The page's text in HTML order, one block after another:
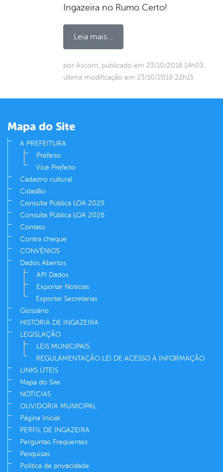
Ingazeira no Rumo Certo!
Leia mais...
por Ascom, publicado em 23/10/2018 14h03,
última modificação em 23/10/2018 22h15
Mapa do Site
A PREFEITURA
Prefeito
Vice Prefeito
Cadastro cultural
Cidadão
Consulta Pública LOA 2025
Consulta Pública LOA 2026
Contato
Contra cheque
CONVÊNIOS
Dados Abertos
API Dados
Exportar Notícias
Exportar Secretarias
Glossário
HISTÓRIA DE INGAZEIRA
LEGISLAÇÃO
LEIS MUNICIPAIS
REGULAMENTAÇÃO LEI DE ACESSO À INFORMAÇÃO
LINKS ÚTEIS
Mapa do Site
NOTÍCIAS
OUVIDORIA MUNICIPAL
Página Inicial
PERFIL DE INGAZEIRA
Perguntas Frequentes
Pesquisas
Política de privacidade